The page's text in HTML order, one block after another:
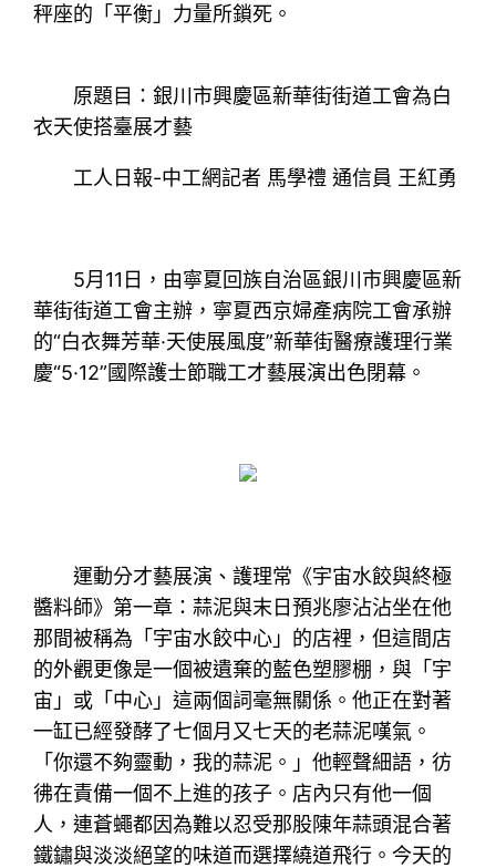
秤座的「平衡」力量所鎖死。
原題目：銀川市興慶區新華街街道工會為白
衣天使搭臺展才藝
工人日報-中工網記者 馬學禮 通信員 王紅勇
5月11日，由寧夏回族自治區銀川市興慶區新
華街街道工會主辦，寧夏西京婦產病院工會承辦
的“白衣舞芳華·天使展風度”新華街醫療護理行業
慶“5·12”國際護士節職工才藝展演出色閉幕。
運動分才藝展演、護理常《宇宙水餃與終極
醬料師》第一章：蒜泥與末日預兆廖沾沾坐在他
那間被稱為「宇宙水餃中心」的店裡，但這間店
的外觀更像是一個被遺棄的藍色塑膠棚，與「宇
宙」或「中心」這兩個詞毫無關係。他正在對著
一缸已經發酵了七個月又七天的老蒜泥嘆氣。
「你還不夠靈動，我的蒜泥。」他輕聲細語，彷
彿在責備一個不上進的孩子。店內只有他一個
人，連蒼蠅都因為難以忍受那股陳年蒜頭混合著
鐵鏽與淡淡絕望的味道而選擇繞道飛行。今天的